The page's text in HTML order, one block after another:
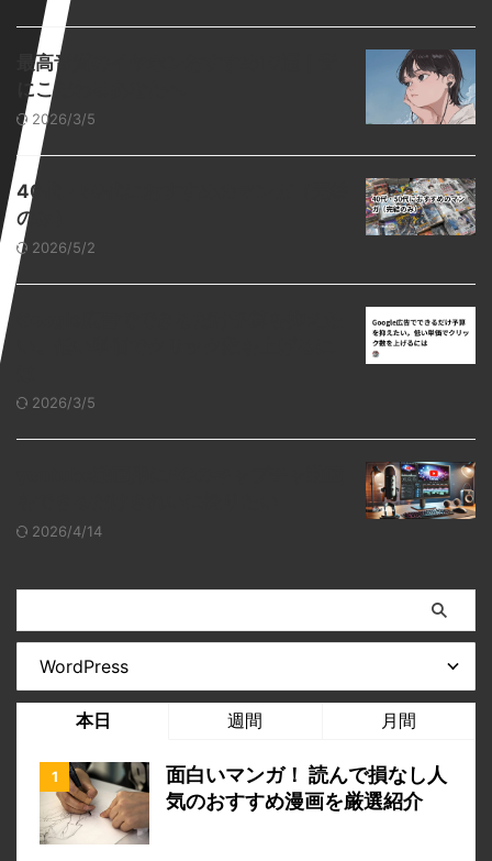
最高音質のイヤホンおすすめ10選｜音
にこだわるあなたへ
2026/3/5
40代・50代におすすめのマンガ（完結
のみ）
2026/5/2
2026/3/5
2026/4/14
本日 週間 月間
面白いマンガ！ 読んで損なし人
気のおすすめ漫画を厳選紹介